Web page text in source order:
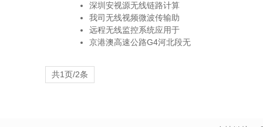
深圳安视源无线链路计算
我司无线视频微波传输助
远程无线监控系统应用于
京港澳高速公路G4河北段无
共1页/2条